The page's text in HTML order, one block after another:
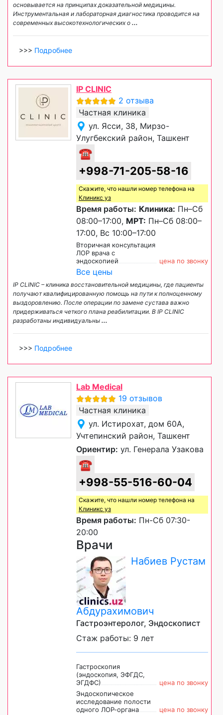
основывается на принципах доказательной медицины.
Инструментальная и лабораторная диагностика проводится на
современных высокотехнологических о ...
>>> Подробнее
IP CLINIC
2 отзыва
Частная клиника
ул. Ясси, 38, Мирзо-
Улугбекский район, Ташкент
☎
+998-71-205-58-16
Скажите, что нашли номер телефона на
Клиникс уз
Время работы: Клиника: Пн–Сб
08:00–17:00, МРТ: Пн–Сб 08:00–
17:00, Вс 10:00–17:00
Вторичная консультация
ЛОР врача с
эндоскопией
цена по звонку
Все цены
IP CLINIC – клиника восстановительной медицины, где пациенты
получают квалифицированную помощь на пути к полноценному
выздоровлению. После операции по замене сустава важно
придерживаться четкого плана реабилитации. В IP CLINIC
разработаны индивидуальны ...
>>> Подробнее
Lab Medical
19 отзывов
Частная клиника
ул. Истирохат, дом 60А,
Учтепинский район, Ташкент
Ориентир: ул. Генерала Узакова
☎
+998-55-516-60-04
Скажите, что нашли номер телефона на
Клиникс уз
Время работы: Пн-Сб 07:30-
20:00
Врачи
Набиев Рустам
Абдурахимович
Гастроэнтеролог, Эндоскопист
Стаж работы: 9 лет
Гастроскопия
(эндоскопия, ЭФГДС,
ЭГДФС)
цена по звонку
Эндоскопическое
исследование полости
одного ЛОР-органа
цена по звонку